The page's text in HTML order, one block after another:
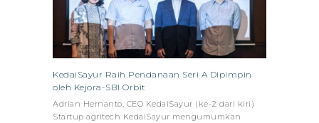
KedaiSayur Raih Pendanaan Seri A Dipimpin
oleh Kejora-SBI Orbit
Adrian Hernanto, CEO KedaiSayur (ke-2 dari kiri)
Startup agritech KedaiSayur mengumumkan